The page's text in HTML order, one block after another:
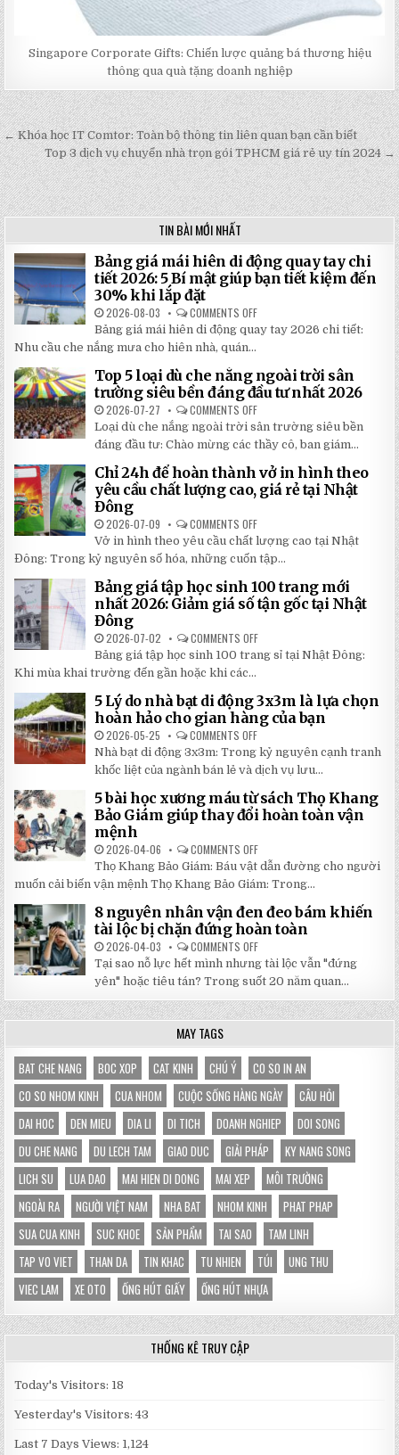
Singapore Corporate Gifts: Chiến lược quảng bá thương hiệu
thông qua quà tặng doanh nghiệp
Post
navigation
← Khóa học IT Comtor: Toàn bộ thông tin liên quan bạn cần biết
Top 3 dịch vụ chuyển nhà trọn gói TPHCM giá rẻ uy tín 2024 →
TIN BÀI MỚI NHẤT
Bảng giá mái hiên di động quay tay chi
tiết 2026: 5 Bí mật giúp bạn tiết kiệm đến
30% khi lắp đặt
2026-08-03 COMMENTS OFF
BẢNG
GIÁ
ĐỘNG
QUAY
TAY
TIẾT
2026:
5
BÍ
MẬT
GIÚP
BẠN
TIẾT
KHI
LẮP
ĐẶT
Bảng giá mái hiên di động quay tay 2026 chi tiết:
Nhu cầu che nắng mưa cho hiên nhà, quán...
Top 5 loại dù che nắng ngoài trời sân
trường siêu bền đáng đầu tư nhất 2026
2026-07-27 COMMENTS OFF
TOP
5
LOẠI
DÙ
CHE
NẮNG
NGOÀI
TRỜI
BỀN
ĐÁNG
ĐẦU
NHẤT
2026
Loại dù che nắng ngoài trời sân trường siêu bền
đáng đầu tư: Chào mừng các thầy cô, ban giám...
Chỉ 24h để hoàn thành vở in hình theo
yêu cầu chất lượng cao, giá rẻ tại Nhật
Đông
2026-07-09 COMMENTS OFF
CHỈ
24H
ĐỂ
HOÀN
THÀNH
VỞ
IN
HÌNH
YÊU
CHẤT
LƯỢNG
RẺ
TẠI
NHẬT
ĐÔNG
Vở in hình theo yêu cầu chất lượng cao tại Nhật
Đông: Trong kỷ nguyên số hóa, những cuốn tập...
Bảng giá tập học sinh 100 trang mới
nhất 2026: Giảm giá số tận gốc tại Nhật
Đông
2026-07-02 COMMENTS OFF
BẢNG
GIÁ
SINH
100
TRANG
MỚI
2026:
GIẢM
GIÁ
SỐ
TẬN
GỐC
TẠI
NHẬT
Bảng giá tập học sinh 100 trang sỉ tại Nhật Đông:
Khi mùa khai trường đến gần hoặc khi các...
5 Lý do nhà bạt di động 3x3m là lựa chọn
hoàn hảo cho gian hàng của bạn
2026-05-25 COMMENTS OFF
5
LÝ
DO
NHÀ
BẠT
DI
ĐỘNG
3X3M
LỰA
HOÀN
HẢO
CHO
HÀNG
CỦA
BẠN
Nhà bạt di động 3x3m: Trong kỷ nguyên cạnh tranh
khốc liệt của ngành bán lẻ và dịch vụ lưu...
5 bài học xương máu từ sách Thọ Khang
Bảo Giám giúp thay đổi hoàn toàn vận
mệnh
2026-04-06 COMMENTS OFF
5
BÀI
HỌC
XƯƠNG
MÁU
TỪ
SÁCH
THỌ
BẢO
GIÁM
GIÚP
THAY
ĐỔI
HOÀN
TOÀN
Thọ Khang Bảo Giám: Báu vật dẫn đường cho người
muốn cải biến vận mệnh Thọ Khang Bảo Giám: Trong...
8 nguyên nhân vận đen đeo bám khiến
tài lộc bị chặn đứng hoàn toàn
2026-04-03 COMMENTS OFF
8
NGUYÊN
NHÂN
VẬN
ĐEN
ĐEO
BÁM
TÀI
LỘC
BỊ
CHẶN
ĐỨNG
HOÀN
TOÀN
Tại sao nỗ lực hết mình nhưng tài lộc vẫn "đứng
yên" hoặc tiêu tán? Trong suốt 20 năm quan...
MAY TAGS
BAT CHE NANG BOC XOP CAT KINH CHÚ Ý
CO SO IN AN
CO SO NHOM KINH
CUA NHOM CUỘC SỐNG HÀNG NGÀY
CÂU HỎI
DAI HOC
DEN MIEU DIA LI DI TICH DOANH NGHIEP
DOI SONG
DU CHE NANG
DU LECH TAM GIAO DUC GIẢI PHÁP
KY NANG SONG
LICH SU
LUA DAO MAI HIEN DI DONG MAI XEP
MÔI TRƯỜNG
NGOÀI RA
NGƯỜI VIỆT NAM NHA BAT NHOM KINH
PHAT PHAP
SUA CUA KINH
SUC KHOE SẢN PHẨM TAI SAO
TAM LINH
TAP VO VIET
THAN DA TIN KHAC TU NHIEN TÚI
UNG THU
VIEC LAM
XE OTO ỐNG HÚT GIẤY ỐNG HÚT NHỰA
THỐNG KÊ TRUY CẬP
Today's Visitors: 18
Yesterday's Visitors:43
Last 7 Days Views: 1,124